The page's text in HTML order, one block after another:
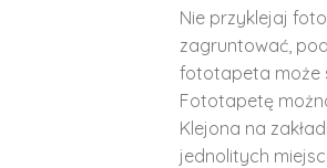
Nie przyklejaj
zagruntować,
fototapeta może
Fototapetę
Klejona na
jednolitych